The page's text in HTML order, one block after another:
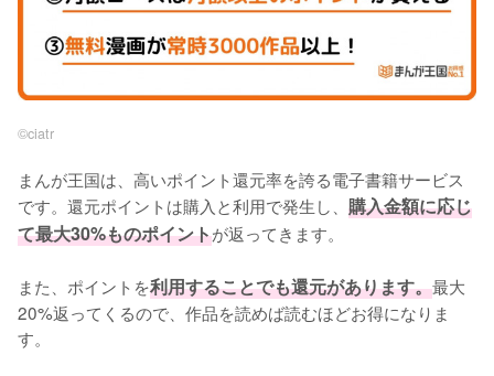
©︎ciatr
まんが王国は、高いポイント還元率を誇る電子書籍サービス
です。還元ポイントは購入と利用で発生し、 購入金額に応じ
て最大30%ものポイントが返ってきます。
また、ポイントを利用することでも還元があります。最大
20%返ってくるので、作品を読めば読むほどお得になりま
す。